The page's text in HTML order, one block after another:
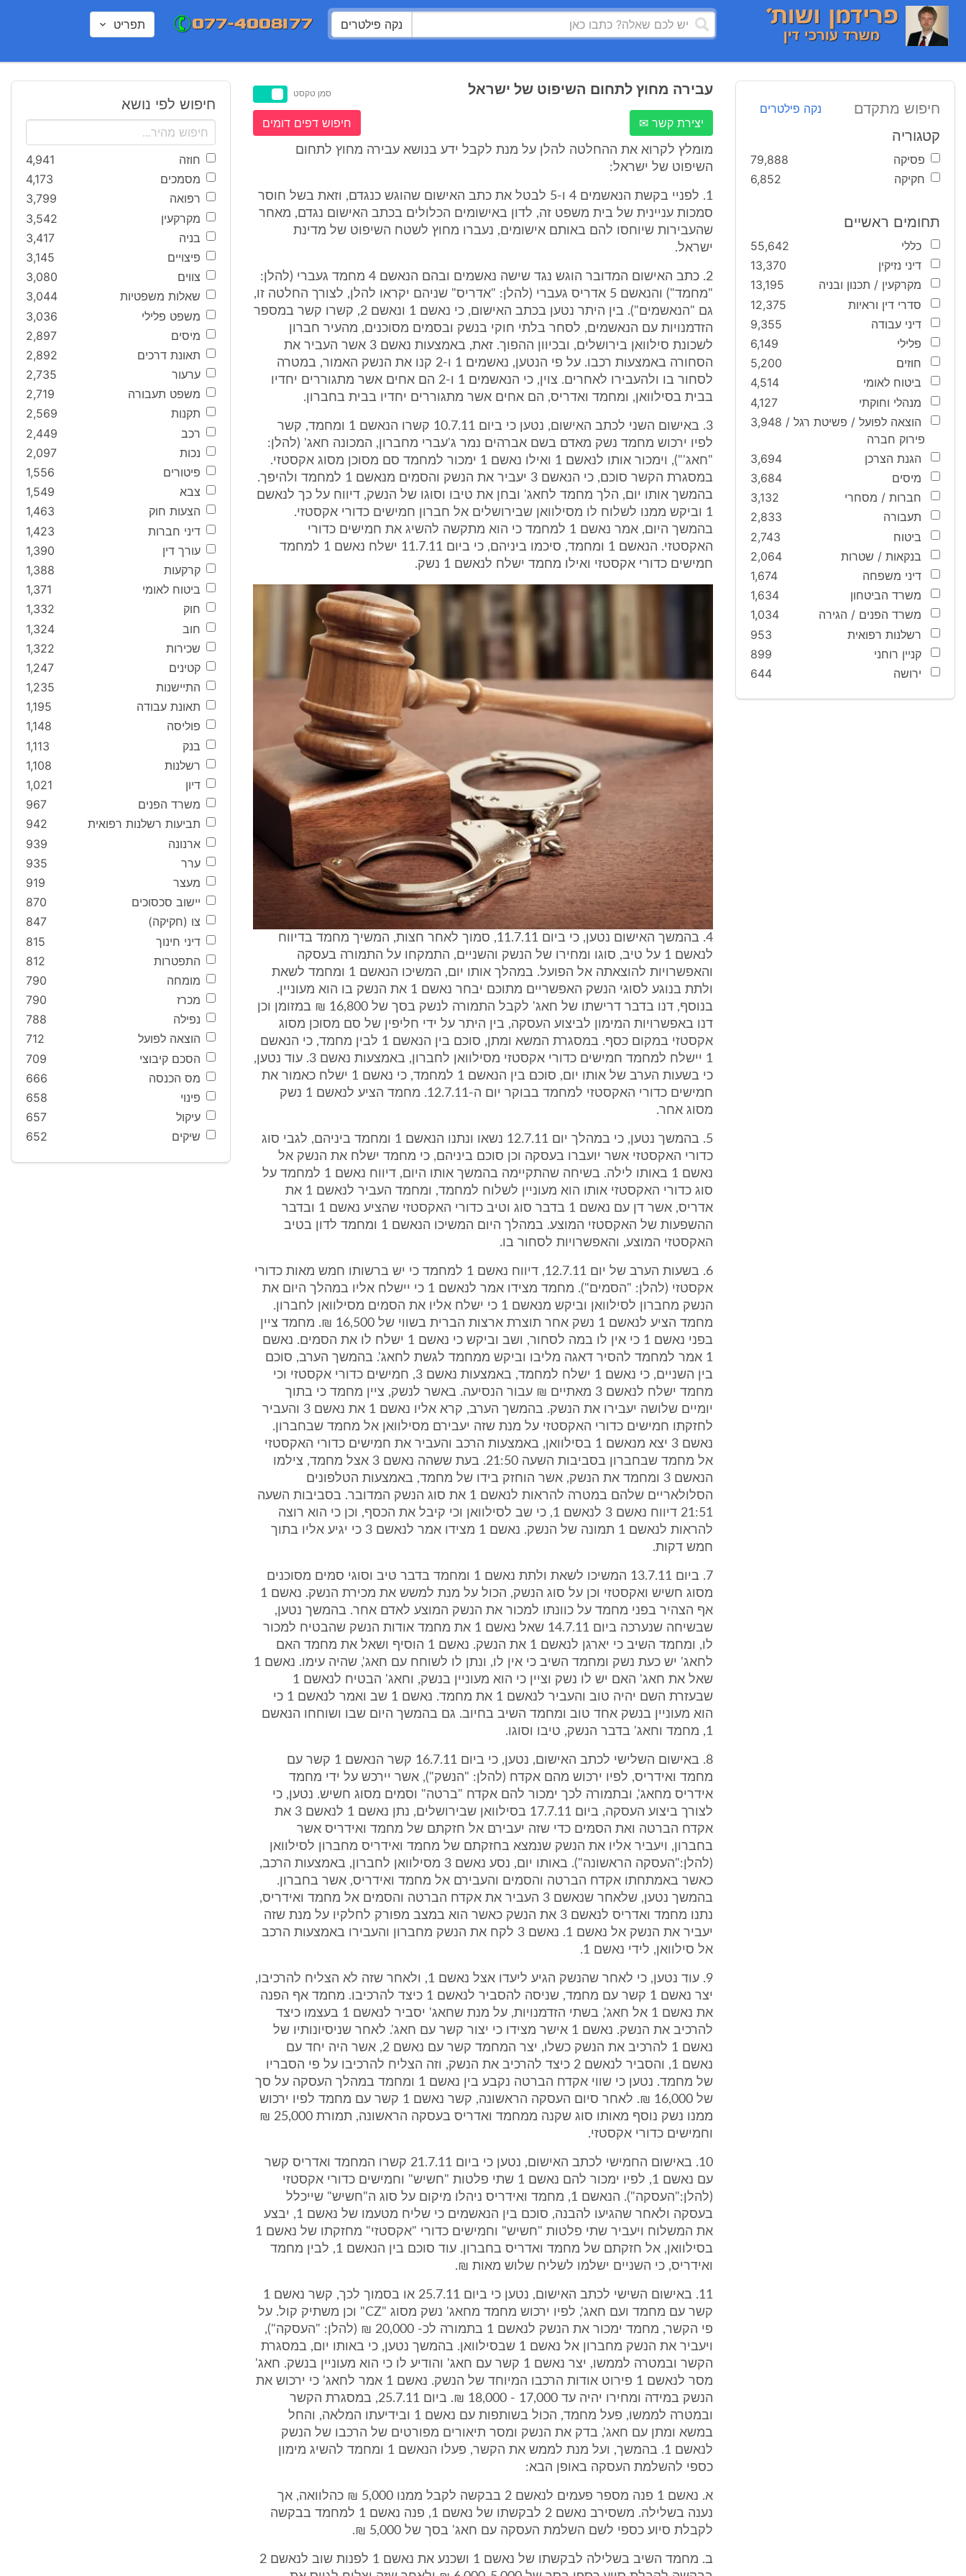
נקה פילטרים תפריט
חיפוש מתקדם נקה פילטרים
קטגוריה
פסיקה
79,888
חקיקה
6,852
תחומים ראשיים
כללי
55,642
דיני נזיקין
13,370
מקרקעין / תכנון ובניה
13,195
סדרי דין וראיות
12,375
דיני עבודה
9,355
פלילי
6,149
חוזים
5,200
ביטוח לאומי
4,514
מנהלי וחוקתי
4,127
הוצאה לפועל / פשיטת רגל /
פירוק חברה
3,948
הגנת הצרכן
3,694
מיסים
3,684
חברות / מסחרי
3,132
תעבורה
2,833
ביטוח
2,743
בנקאות / שטרות
2,064
דיני משפחה
1,674
משרד הביטחון
1,634
משרד הפנים / הגירה
1,034
רשלנות רפואית
953
קניין רוחני
899
ירושה
644
עבירה מחוץ לתחום השיפוט של ישראל סמן טקסט
יצירת קשר ✉ חיפוש דפים דומים
מומלץ לקרוא את ההחלטה להלן על מנת לקבל ידע בנושא עבירה מחוץ לתחום
השיפוט של ישראל:
1. לפניי בקשת הנאשמים 4 ו-5 לבטל את כתב האישום שהוגש כנגדם, וזאת בשל חוסר
סמכות עניינית של בית משפט זה, לדון באישומים הכלולים בכתב האישום נגדם, מאחר
שהעבירות שיוחסו להם באותם אישומים, נעברו מחוץ לשטח השיפוט של מדינת
ישראל.
2. כתב האישום המדובר הוגש נגד שישה נאשמים ובהם הנאשם 4 מחמד געברי (להלן:
"מחמד") והנאשם 5 אדריס געברי (להלן: "אדריס" שניהם יקראו להלן, לצורך החלטה זו,
גם "הנאשמים"). בין היתר נטען בכתב האישום, כי נאשם 1 ונאשם 2, קשרו קשר במספר
הזדמנויות עם הנאשמים, לסחר בלתי חוקי בנשק ובסמים מסוכנים, מהעיר חברון
לשכונת סילוואן בירושלים, ובכיוון ההפוך. זאת, באמצעות נאשם 3 אשר העביר את
הסחורה באמצעות רכבו. על פי הנטען, נאשמים 1 ו-2 קנו את הנשק האמור, במטרה
לסחור בו ולהעבירו לאחרים. צוין, כי הנאשמים 1 ו-2 הם אחים אשר מתגוררים יחדיו
בבית בסילוואן, ומחמד ואדריס, הם אחים אשר מתגוררים יחדיו בבית בחברון.
3. באישום השני לכתב האישום, נטען כי ביום 10.7.11 קשרו הנאשם 1 ומחמד, קשר
לפיו ירכוש מחמד נשק מאדם בשם אברהים נמר ג'עברי מחברון, המכונה חאג' (להלן:
"חאג'"), וימכור אותו לנאשם 1 ואילו נאשם 1 ימכור למחמד סם מסוכן מסוג אקסטזי.
במסגרת הקשר סוכם, כי הנאשם 3 יעביר את הנשק והסמים מנאשם 1 למחמד ולהיפך.
בהמשך אותו יום, הלך מחמד לחאג' ובחן את טיבו וסוגו של הנשק, דיווח על כך לנאשם
1 וביקש ממנו לשלוח לו מסילוואן שבירושלים אל חברון חמישים כדורי אקסטזי.
בהמשך היום, אמר נאשם 1 למחמד כי הוא מתקשה להשיג את חמישים כדורי
האקסטזי. הנאשם 1 ומחמד, סיכמו ביניהם, כי ביום 11.7.11 ישלח נאשם 1 למחמד
חמישים כדורי אקסטזי ואילו מחמד ישלח לנאשם 1 נשק.
4. בהמשך האישום נטען, כי ביום 11.7.11, סמוך לאחר חצות, המשיך מחמד בדיווח
לנאשם 1 על טיב, סוגו ומחירו של הנשק והשניים, התמקחו על התמורה בעסקה
והאפשרויות להוצאתה אל הפועל. במהלך אותו יום, המשיכו הנאשם 1 ומחמד לשאת
ולתת בנוגע לסוגי הנשק האפשריים מתוכם יבחר נאשם 1 את הנשק בו הוא מעוניין.
בנוסף, דנו בדבר דרישתו של חאג' לקבל התמורה לנשק בסך של 16,800 ₪ במזומן וכן
דנו באפשרויות המימון לביצוע העסקה, בין היתר על ידי חליפין של סם מסוכן מסוג
אקסטזי במקום כסף. במסגרת המשא ומתן, סוכם בין הנאשם 1 לבין מחמד, כי הנאשם
1 יישלח למחמד חמישים כדורי אקסטזי מסילוואן לחברון, באמצעות נאשם 3. עוד נטען,
כי בשעות הערב של אותו יום, סוכם בין הנאשם 1 למחמד, כי נאשם 1 ישלח כאמור את
חמישים כדורי האקסטזי למחמד בבוקר יום ה-12.7.11. מחמד הציע לנאשם 1 נשק
מסוג אחר.
5. בהמשך נטען, כי במהלך יום 12.7.11 נשאו ונתנו הנאשם 1 ומחמד ביניהם, לגבי סוג
כדורי האקסטזי אשר יועברו בעסקה וכן סוכם ביניהם, כי מחמד ישלח את הנשק אל
נאשם 1 באותו לילה. בשיחה שהתקיימה בהמשך אותו היום, דיווח נאשם 1 למחמד על
סוג כדורי האקסטזי אותו הוא מעוניין לשלוח למחמד, ומחמד העביר לנאשם 1 את
אדריס, אשר דן עם נאשם 1 בדבר סוג וטיב כדורי האקסטזי שהציע נאשם 1 ובדבר
ההשפעות של האקסטזי המוצע. במהלך היום המשיכו הנאשם 1 ומחמד לדון בטיב
האקסטזי המוצע, והאפשרויות לסחור בו.
6. בשעות הערב של יום 12.7.11, דיווח נאשם 1 למחמד כי יש ברשותו חמש מאות כדורי
אקסטזי (להלן: "הסמים"). מחמד מצידו אמר לנאשם 1 כי יישלח אליו במהלך היום את
הנשק מחברון לסילוואן וביקש מנאשם 1 כי ישלח אליו את הסמים מסילוואן לחברון.
מחמד הציע לנאשם 1 נשק אחר תוצרת ארצות הברית בשווי של 16,500 ₪. מחמד ציין
בפני נאשם 1 כי אין לו במה לסחור, ושב וביקש כי נאשם 1 ישלח לו את הסמים. נאשם
1 אמר למחמד להסיר דאגה מליבו וביקש ממחמד לגשת לחאג'. בהמשך הערב, סוכם
בין השניים, כי נאשם 1 ישלח למחמד, באמצעות נאשם 3, חמישים כדורי אקסטזי וכי
מחמד ישלח לנאשם 3 מאתיים ₪ עבור הנסיעה. באשר לנשק, ציין מחמד כי בתוך
יומיים שלושה יעבירו את הנשק. בהמשך הערב, קרא אליו נאשם 1 את נאשם 3 והעביר
לחזקתו חמישים כדורי האקסטזי על מנת שזה יעבירם מסילוואן אל מחמד שבחברון.
נאשם 3 יצא מנאשם 1 בסילוואן, באמצעות הרכב והעביר את חמישים כדורי האקסטזי
אל מחמד שבחברון בסביבות השעה 21:50. בעת ששהה נאשם 3 אצל מחמד, צילמו
הנאשם 3 ומחמד את הנשק, אשר הוחזק בידו של מחמד, באמצעות הטלפונים
הסלולאריים שלהם במטרה להראות לנאשם 1 את סוג הנשק המדובר. בסביבות השעה
21:51 דיווח נאשם 3 לנאשם 1, כי שב לסילוואן וכי קיבל את הכסף, וכן כי הוא רוצה
להראות לנאשם 1 תמונה של הנשק. נאשם 1 מצידו אמר לנאשם 3 כי יגיע אליו בתוך
חמש דקות.
7. ביום 13.7.11 המשיכו לשאת ולתת נאשם 1 ומחמד בדבר טיב וסוגי סמים מסוכנים
מסוג חשיש ואקסטזי וכן על סוג הנשק, הכול על מנת למשש את מכירת הנשק. נאשם 1
אף הצהיר בפני מחמד על כוונתו למכור את הנשק המוצע לאדם אחר. בהמשך נטען,
שבשיחה שנערכה ביום 14.7.11 שאל נאשם 1 את מחמד אודות הנשק שהבטיח למכור
לו, ומחמד השיב כי יארגן לנאשם 1 את הנשק. נאשם 1 הוסיף ושאל את מחמד האם
לחאג' יש כעת נשק ומחמד השיב כי אין לו, ונתן לו לשוחח עם חאג', שהיה עימו. נאשם 1
שאל את חאג' האם יש לו נשק וציין כי הוא מעוניין בנשק, וחאג' הבטיח לנאשם 1
שבעזרת השם יהיה טוב והעביר לנאשם 1 את מחמד. נאשם 1 שב ואמר לנאשם 1 כי
הוא מעוניין בנשק אחד טוב ומחמד השיב בחיוב. גם בהמשך היום שבו ושוחחו הנאשם
1, מחמד וחאג' בדבר הנשק, טיבו וסוגו.
8. באישום השלישי לכתב האישום, נטען, כי ביום 16.7.11 קשר הנאשם 1 קשר עם
מחמד ואידריס, לפיו ירכוש מהם אקדח (להלן: "הנשק"), אשר יירכש על ידי מחמד
אידריס מחאג', ובתמורה לכך ימכור להם אקדח "ברטה" וסמים מסוג חשיש. נטען, כי
לצורך ביצוע העסקה, ביום 17.7.11 בסילוואן שבירושלים, נתן נאשם 1 לנאשם 3 את
אקדח הברטה ואת הסמים כדי שזה יעבירם אל חזקתם של מחמד ואידריס אשר
בחברון, ויעביר אליו את הנשק שנמצא בחזקתם של מחמד ואידריס מחברון לסילוואן
(להלן:"העסקה הראשונה"). באותו יום, נסע נאשם 3 מסילוואן לחברון, באמצעות הרכב,
כאשר באמתחתו אקדח הברטה והסמים והעבירם אל מחמד ואידריס, אשר בחברון.
בהמשך נטען, שלאחר שנאשם 3 העביר את אקדח הברטה והסמים אל מחמד ואידריס,
נתנו מחמד ואדריס לנאשם 3 את הנשק כאשר הוא במצב מפורק לחלקיו על מנת שזה
יעביר את הנשק אל נאשם 1. נאשם 3 לקח את הנשק מחברון והעבירו באמצעות הרכב
אל סילוואן, לידי נאשם 1.
9. עוד נטען, כי לאחר שהנשק הגיע ליעדו אצל נאשם 1, ולאחר שזה לא הצליח להרכיבו,
יצר נאשם 1 קשר עם מחמד, שניסה להסביר לנאשם 1 כיצד להרכיבו. מחמד אף הפנה
את נאשם 1 אל חאג', בשתי הזדמנויות, על מנת שחאג' יסביר לנאשם 1 בעצמו כיצד
להרכיב את הנשק. נאשם 1 אישר מצידו כי יצור קשר עם חאג'. לאחר שניסיונותיו של
נאשם 1 להרכיב את הנשק כשלו, יצר המחמד קשר עם נאשם 2, אשר היה יחד עם
נאשם 1, והסביר לנאשם 2 כיצד להרכיב את הנשק, וזה הצליח להרכיבו על פי הסבריו
של מחמד. נטען כי שווי אקדח הברטה נקבע בין נאשם 1 ומחמד במהלך העסקה על סך
של 16,000 ₪. לאחר סיום העסקה הראשונה, קשר נאשם 1 קשר עם מחמד לפיו ירכוש
ממנו נשק נוסף מאותו סוג שקנה ממחמד ואדריס בעסקה הראשונה, תמורת 25,000 ₪
וחמישים כדורי אקסטזי.
10. באישום החמישי לכתב האישום, נטען כי ביום 21.7.11 קשרו המחמד ואדריס קשר
עם נאשם 1, לפיו ימכור להם נאשם 1 שתי פלטות "חשיש" וחמישים כדורי אקסטזי
(להלן:"העסקה"). הנאשם 1, מחמד ואידריס ניהלו מיקום על סוג ה"חשיש" שייכלל
בעסקה ולאחר שהגיעו להבנה, סוכם בין הנאשמים כי שליח מטעמו של נאשם 1, יבצע
את המשלוח ויעביר שתי פלטות "חשיש" וחמישים כדורי "אקסטזי" מחזקתו של נאשם 1
בסילוואן, אל חזקתם של מחמד ואדריס בחברון. עוד סוכם בין הנאשם 1, לבין מחמד
ואידריס, כי השניים ישלמו לשליח שלוש מאות ₪.
11. באישום השישי לכתב האישום, נטען כי ביום 25.7.11 או בסמוך לכך, קשר נאשם 1
קשר עם מחמד ועם חאג', לפיו ירכוש מחמד מחאג' נשק מסוג "CZ" וכן משתיק קול. על
פי הקשר, מחמד ימכור את הנשק לנאשם 1 בתמורה לכ- 20,000 ₪ (להלן: "העסקה"),
ויעביר את הנשק מחברון אל נאשם 1 שבסילוואן. בהמשך נטען, כי באותו יום, במסגרת
הקשר ובמטרה לממשו, יצר נאשם 1 קשר עם חאג' והודיע לו כי הוא מעוניין בנשק. חאג'
מסר לנאשם 1 פירוט אודות הרכבו המיוחד של הנשק. נאשם 1 אמר לחאג' כי ירכוש את
הנשק במידה ומחירו יהיה עד 17,000 - 18,000 ₪. ביום 25.7.11, במסגרת הקשר
ובמטרה לממשו, פעל מחמד, הכול בשותפות עם נאשם 1 ובידיעתו המלאה, והחל
במשא ומתן עם חאג', בדק את הנשק ומסר תיאורים מפורטים של הרכבו של הנשק
לנאשם 1. בהמשך, ועל מנת לממש את הקשר, פעלו הנאשם 1 ומחמד להשיג מימון
כספי להשלמת העסקה באופן הבא:
א. נאשם 1 פנה מספר פעמים לנאשם 2 בבקשה לקבל ממנו 5,000 ₪ כהלוואה, אך
נענה בשלילה. משסירב נאשם 2 לבקשתו של נאשם 1, פנה נאשם 1 למחמד בבקשה
לקבלת סיוע כספי לשם השלמת העסקה עם חאג' בסך של 5,000 ₪.
ב. מחמד השיב בשלילה לבקשתו של נאשם 1 ושכנע את נאשם 1 לפנות שוב לנאשם 2
חיפוש לפי נושא
חוזה
4,941
מסמכים
4,173
רפואה
3,799
מקרקעין
3,542
בניה
3,417
פיצויים
3,145
צווים
3,080
שאלות משפטיות
3,044
משפט פלילי
3,036
מיסים
2,897
תאונת דרכים
2,892
ערעור
2,735
משפט תעבורה
2,719
תקנות
2,569
רכב
2,449
נכות
2,097
פיטורים
1,556
צבא
1,549
הצעות חוק
1,463
דיני חברות
1,423
עורך דין
1,390
קרקעות
1,388
ביטוח לאומי
1,371
חוק
1,332
חוב
1,324
שכירות
1,322
קטינים
1,247
התיישנות
1,235
תאונת עבודה
1,195
פוליסה
1,148
בנק
1,113
רשלנות
1,108
דיון
1,021
משרד הפנים
967
תביעות רשלנות רפואית
942
ארנונה
939
ערר
935
מעצר
919
יישוב סכסוכים
870
צו (חקיקה)
847
דיני חינוך
815
התפטרות
812
מומחה
790
מכרז
790
נפילה
788
הוצאה לפועל
712
הסכם קיבוצי
709
מס הכנסה
666
פינוי
658
עיקול
657
שיקים
652